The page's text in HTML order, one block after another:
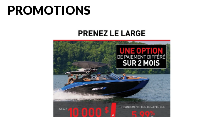
PROMOTIONS